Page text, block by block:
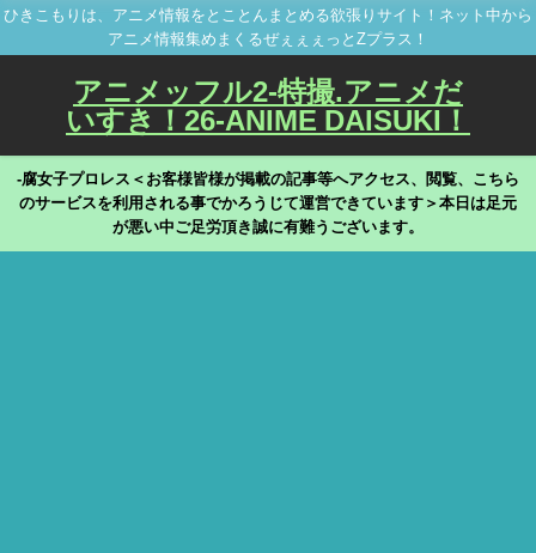
ひきこもりは、アニメ情報をとことんまとめる欲張りサイト！ネット中から
アニメ情報集めまくるぜぇぇぇっとZプラス！
アニメッフル2-特撮.アニメだ
いすき！26-ANIME DAISUKI！
-腐女子プロレス＜お客様皆様が掲載の記事等へアクセス、閲覧、こちら
のサービスを利用される事でかろうじて運営できています＞本日は足元
が悪い中ご足労頂き誠に有難うございます。